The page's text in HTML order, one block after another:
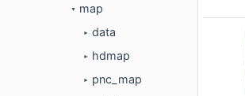
▼ map
► data
► hdmap
► pnc_map